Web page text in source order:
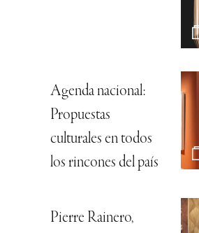
Agenda nacional:
Propuestas
culturales en todos
los rincones del país
Pierre Rainero,